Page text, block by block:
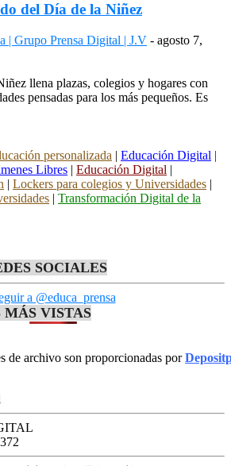
del Día de la Niñez
| Grupo Prensa Digital | J.V - agosto 7,
llena plazas, colegios y hogares con
pensadas para los más pequeños. Es
personalizada | Educación Digital |
Libres | Educación Digital |
| Lockers para colegios y Universidades |
| Transformación Digital de la
SOCIALES
a @educa_prensa
VISTAS
de archivo son proporcionadas por